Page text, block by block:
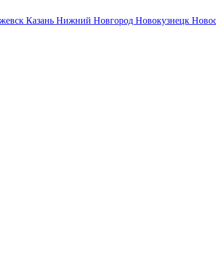
Казань Нижний Новгород Новокузнецк